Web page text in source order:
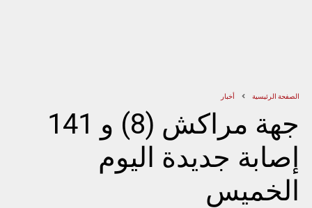
الصفحة الرئيسية أخبار
جهة مراكش (8) و 141
إصابة جديدة اليوم
الخميس